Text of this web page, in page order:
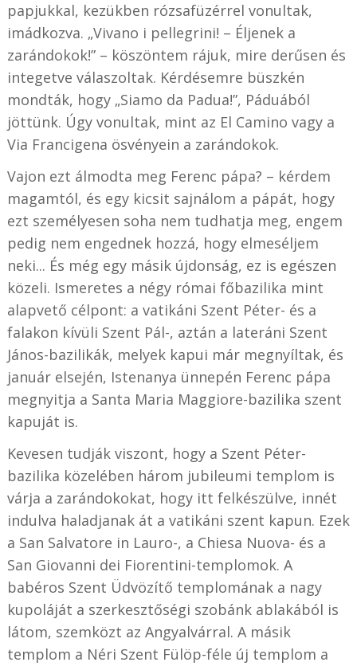
papjukkal, kezükben rózsafüzérrel vonultak,
imádkozva. „Vivano i pellegrini! – Éljenek a
zarándokok!” – köszöntem rájuk, mire derűsen és
integetve válaszoltak. Kérdésemre büszkén
mondták, hogy „Siamo da Padua!”, Páduából
jöttünk. Úgy vonultak, mint az El Camino vagy a
Via Francigena ösvényein a zarándokok.
Vajon ezt álmodta meg Ferenc pápa? – kérdem
magamtól, és egy kicsit sajnálom a pápát, hogy
ezt személyesen soha nem tudhatja meg, engem
pedig nem engednek hozzá, hogy elmeséljem
neki... És még egy másik újdonság, ez is egészen
közeli. Ismeretes a négy római főbazilika mint
alapvető célpont: a vatikáni Szent Péter- és a
falakon kívüli Szent Pál-, aztán a lateráni Szent
János-bazilikák, melyek kapui már megnyíltak, és
január elsején, Istenanya ünnepén Ferenc pápa
megnyitja a Santa Maria Maggiore-bazilika szent
kapuját is.
Kevesen tudják viszont, hogy a Szent Péter-
bazilika közelében három jubileumi templom is
várja a zarándokokat, hogy itt felkészülve, innét
indulva haladjanak át a vatikáni szent kapun. Ezek
a San Salvatore in Lauro-, a Chiesa Nuova- és a
San Giovanni dei Fiorentini-templomok. A
babéros Szent Üdvözítő templomának a nagy
kupoláját a szerkesztőségi szobánk ablakából is
látom, szemközt az Angyalvárral. A másik
templom a Néri Szent Fülöp-féle új templom a